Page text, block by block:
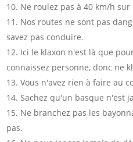
Ne roulez pas à 40 km/h
Nos routes ne sont pas
savez pas conduire.
Ici le klaxon n'est là que
connaissez personne, donc ne
Vous n'avez rien à faire au
Sachez qu'un basque n'est
Ne branchez pas les
pas.